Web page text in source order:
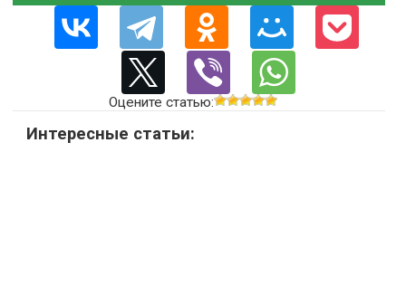
Оцените статью:
Интересные статьи: